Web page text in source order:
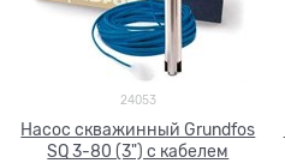
24053
Насос скважинный Grundfos
SQ 3-80 (3") с кабелем